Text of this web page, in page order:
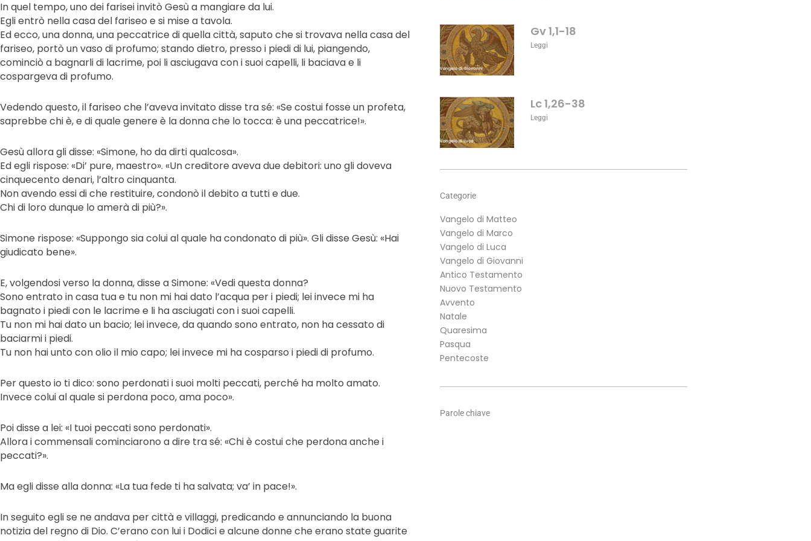
diminuire
In quel tempo, uno dei farisei invitò Gesù a mangiare da lui.
Egli entrò nella casa del fariseo e si mise a tavola.
Ed ecco, una donna, una peccatrice di quella città, saputo che si trovava nella casa del
fariseo, portò un vaso di profumo; stando dietro, presso i piedi di lui, piangendo,
cominciò a bagnarli di lacrime, poi li asciugava con i suoi capelli, li baciava e li
cospargeva di profumo.
Vedendo questo, il fariseo che l’aveva invitato disse tra sé: «Se costui fosse un profeta,
saprebbe chi è, e di quale genere è la donna che lo tocca: è una peccatrice!».
Gesù allora gli disse: «Simone, ho da dirti qualcosa».
Ed egli rispose: «Di’ pure, maestro». «Un creditore aveva due debitori: uno gli doveva
cinquecento denari, l’altro cinquanta.
Non avendo essi di che restituire, condonò il debito a tutti e due.
Chi di loro dunque lo amerà di più?».
Simone rispose: «Suppongo sia colui al quale ha condonato di più». Gli disse Gesù: «Hai
giudicato bene».
E, volgendosi verso la donna, disse a Simone: «Vedi questa donna?
Sono entrato in casa tua e tu non mi hai dato l’acqua per i piedi; lei invece mi ha
bagnato i piedi con le lacrime e li ha asciugati con i suoi capelli.
Tu non mi hai dato un bacio; lei invece, da quando sono entrato, non ha cessato di
baciarmi i piedi.
Tu non hai unto con olio il mio capo; lei invece mi ha cosparso i piedi di profumo.
Per questo io ti dico: sono perdonati i suoi molti peccati, perché ha molto amato.
Invece colui al quale si perdona poco, ama poco».
Poi disse a lei: «I tuoi peccati sono perdonati».
Allora i commensali cominciarono a dire tra sé: «Chi è costui che perdona anche i
peccati?».
Ma egli disse alla donna: «La tua fede ti ha salvata; va’ in pace!».
In seguito egli se ne andava per città e villaggi, predicando e annunciando la buona
notizia del regno di Dio. C’erano con lui i Dodici e alcune donne che erano state guarite
Gv 1,1-18
Leggi
Lc 1,26-38
Leggi
Categorie
Vangelo di Matteo
Vangelo di Marco
Vangelo di Luca
Vangelo di Giovanni
Antico Testamento
Nuovo Testamento
Avvento
Natale
Quaresima
Pasqua
Pentecoste
Parole chiave